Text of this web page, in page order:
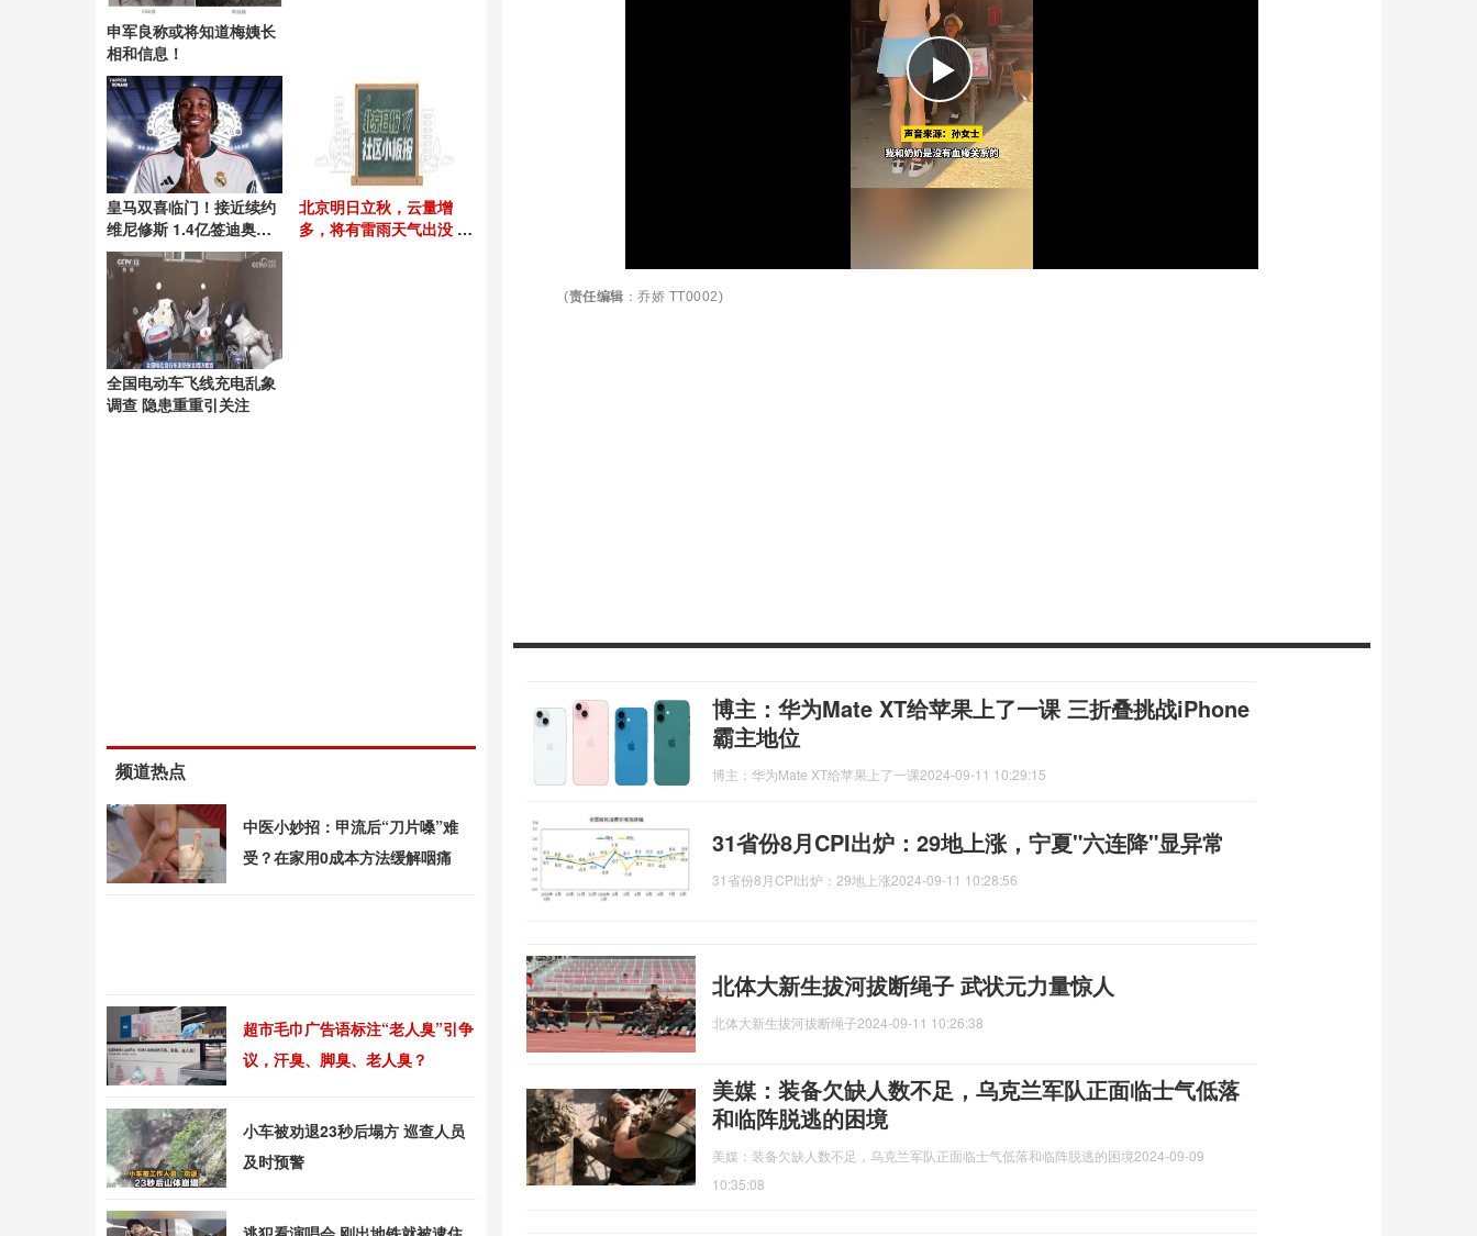
(责任编辑 ：乔娇 TT0002)
博主：华为Mate XT给苹果上了一课 三折叠挑战iPhone
霸主地位
博主：华为Mate XT给苹果上了一课2024-09-11 10:29:15
31省份8月CPI出炉：29地上涨，宁夏"六连降"显异常
31省份8月CPI出炉：29地上涨2024-09-11 10:28:56
北体大新生拔河拔断绳子 武状元力量惊人
北体大新生拔河拔断绳子2024-09-11 10:26:38
美媒：装备欠缺人数不足，乌克兰军队正面临士气低落
和临阵脱逃的困境
美媒：装备欠缺人数不足，乌克兰军队正面临士气低落和临阵脱逃的困境2024-09-09
10:35:08
申军良称或将知道梅姨长
相和信息！
皇马双喜临门！接近续约
维尼修斯 1.4亿签迪奥曼
德达协议 即将官宣 潜力
新星加盟引发期待
北京明日立秋，云量增
多，将有雷雨天气出没 高
全国电动车飞线充电乱象
调查 隐患重重引关注
频道热点
中医小妙招：甲流后“刀片嗓”难
受？在家用0成本方法缓解咽痛
超市毛巾广告语标注“老人臭”引争
议，汗臭、脚臭、老人臭？
小车被劝退23秒后塌方 巡查人员
及时预警